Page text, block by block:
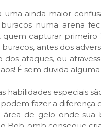
ainda maior
numa arena
capturar
antes dos
ataques, ou
É sem duvida
habilidades especiais
fazer a
de gelo onde sua